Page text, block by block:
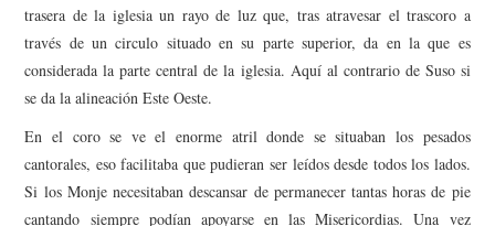
trasera de la iglesia un rayo de luz que, tras atravesar el trascoro a
través de un circulo situado en su parte superior, da en la que es
considerada la parte central de la iglesia. Aquí al contrario de Suso si
se da la alineación Este Oeste.
En el coro se ve el enorme atril donde se situaban los pesados
cantorales, eso facilitaba que pudieran ser leídos desde todos los lados.
Si los Monje necesitaban descansar de permanecer tantas horas de pie
cantando siempre podían apoyarse en las Misericordias. Una vez